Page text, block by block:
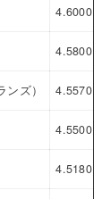
4.6000
4.5800
ズ） 4.5570
4.5500
4.5180